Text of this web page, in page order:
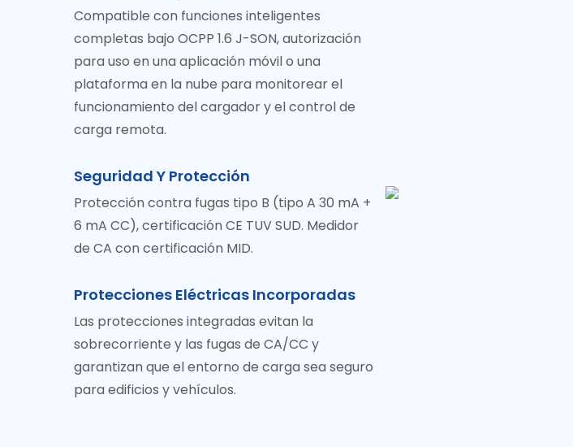
Compatible con funciones inteligentes
completas bajo OCPP 1.6 J-SON, autorización
para uso en una aplicación móvil o una
plataforma en la nube para monitorear el
funcionamiento del cargador y el control de
carga remota.
Seguridad Y Protección
Protección contra fugas tipo B (tipo A 30 mA +
6 mA CC), certificación CE TUV SUD. Medidor
de CA con certificación MID.
Protecciones Eléctricas Incorporadas
Las protecciones integradas evitan la
sobrecorriente y las fugas de CA/CC y
garantizan que el entorno de carga sea seguro
para edificios y vehículos.